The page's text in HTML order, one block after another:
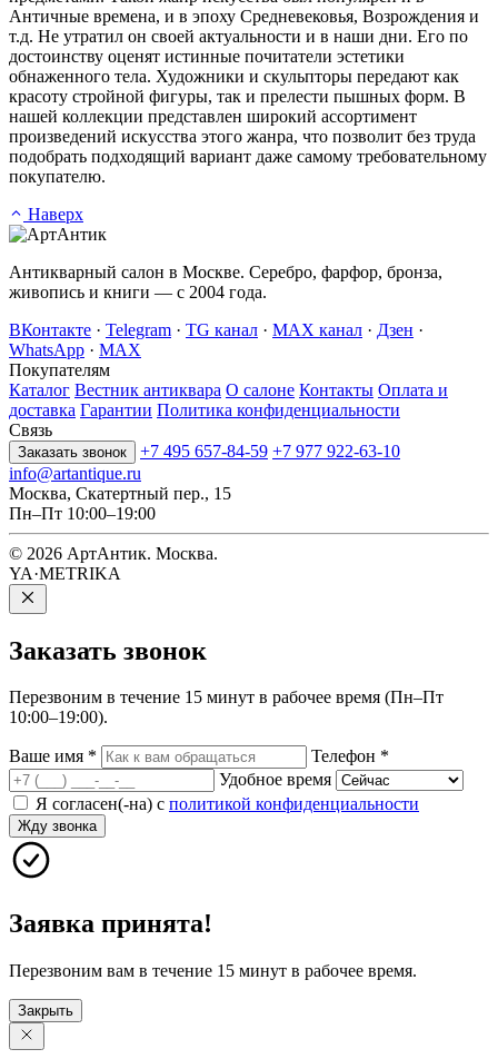
Античные времена, и в эпоху Средневековья, Возрождения и
т.д. Не утратил он своей актуальности и в наши дни. Его по
достоинству оценят истинные почитатели эстетики
обнаженного тела. Художники и скульпторы передают как
красоту стройной фигуры, так и прелести пышных форм. В
нашей коллекции представлен широкий ассортимент
произведений искусства этого жанра, что позволит без труда
подобрать подходящий вариант даже самому требовательному
покупателю.
Наверх
Антикварный салон в Москве. Серебро, фарфор, бронза,
живопись и книги — с 2004 года.
ВКонтакте · Telegram · TG канал · MAX канал · Дзен ·
WhatsApp · MAX
Покупателям
Каталог Вестник антиквара О салоне Контакты Оплата и
доставка Гарантии Политика конфиденциальности
Связь
Заказать звонок +7 495 657-84-59 +7 977 922-63-10
info@artantique.ru
Москва, Скатертный пер., 15
Пн–Пт 10:00–19:00
© 2026 АртАнтик. Москва.
YA·METRIKA
Заказать звонок
Перезвоним в течение 15 минут в рабочее время (Пн–Пт
10:00–19:00).
Ваше имя * Телефон *
Удобное время
Я согласен(-на) с политикой конфиденциальности
Жду звонка
Заявка принята!
Перезвоним вам в течение 15 минут в рабочее время.
Закрыть